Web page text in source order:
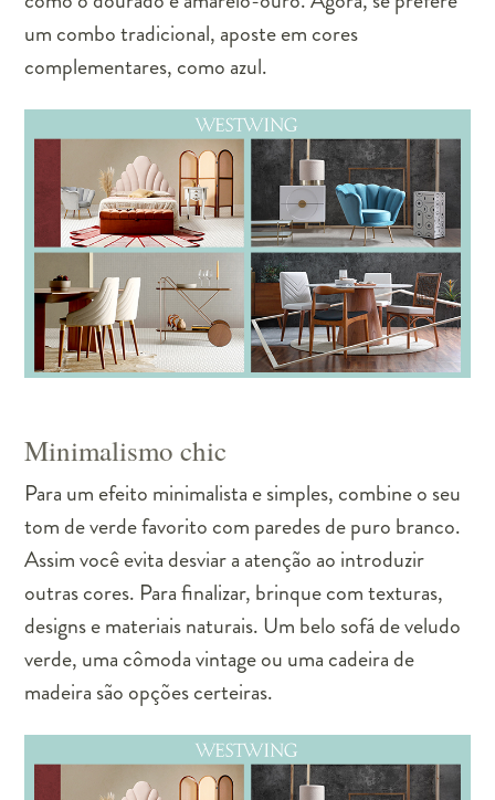
um combo tradicional, aposte em cores
complementares, como azul.
Minimalismo chic
Para um efeito minimalista e simples, combine o seu
tom de verde favorito com paredes de puro branco.
Assim você evita desviar a atenção ao introduzir
outras cores. Para finalizar, brinque com texturas,
designs e materiais naturais. Um belo sofá de veludo
verde, uma cômoda vintage ou uma cadeira de
madeira são opções certeiras.